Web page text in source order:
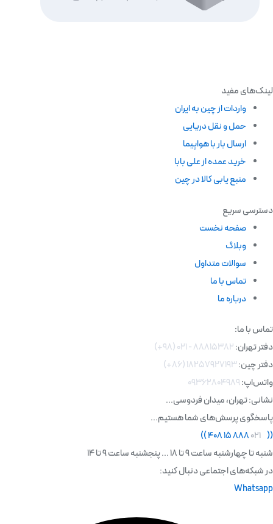
لینک‌های مفید
واردات از چین به ایران
حمل و نقل دریایی
ارسال بار با هواپیما
خرید عمده از علی بابا
منبع یابی کالا در چین
دسترسی سریع
صفحه نخست
وبلاگ
سوالات متداول
تماس با ما
درباره ما
تماس با ما:
دفتر تهران:۸۸۸۱۵۳۸۲ - ۰۲۱ (۹۸+)
دفتر چین:۱۸۲۵۷۹۲۷۱۹۳ (۸۶+)
واتس‌اپ:۰۹۳۶۲۸۰۴۹۸۹
نشانی: تهران، میدان فردوسی...
پاسخگوی پرسش‌های شما هستیم...
(
( ۰۲۱ )
)
شنبه تا چهارشنبه ساعت 9 تا 18 ... پنجشنبه ساعت 9 تا 14
در شبکه‌های اجتماعی دنبال کنید:
Whatsapp